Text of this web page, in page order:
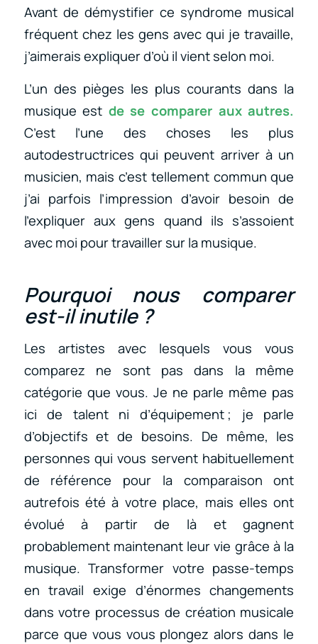
Avant de démystifier ce syndrome musical
fréquent chez les gens avec qui je travaille,
j’aimerais expliquer d’où il vient selon moi.
L’un des pièges les plus courants dans la
musique est de se comparer aux autres.
C’est l’une des choses les plus
autodestructrices qui peuvent arriver à un
musicien, mais c’est tellement commun que
j’ai parfois l’impression d’avoir besoin de
l’expliquer aux gens quand ils s’assoient
avec moi pour travailler sur la musique.
Pourquoi nous comparer
est-il inutile ?
Les artistes avec lesquels vous vous
comparez ne sont pas dans la même
catégorie que vous. Je ne parle même pas
ici de talent ni d’équipement ; je parle
d’objectifs et de besoins. De même, les
personnes qui vous servent habituellement
de référence pour la comparaison ont
autrefois été à votre place, mais elles ont
évolué à partir de là et gagnent
probablement maintenant leur vie grâce à la
musique. Transformer votre passe-temps
en travail exige d’énormes changements
dans votre processus de création musicale
parce que vous vous plongez alors dans le